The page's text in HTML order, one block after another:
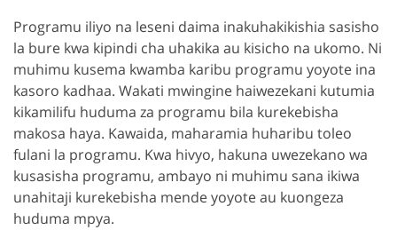
Programu iliyo na leseni daima inakuhakikishia sasisho
la bure kwa kipindi cha uhakika au kisicho na ukomo. Ni
muhimu kusema kwamba karibu programu yoyote ina
kasoro kadhaa. Wakati mwingine haiwezekani kutumia
kikamilifu huduma za programu bila kurekebisha
makosa haya. Kawaida, maharamia huharibu toleo
fulani la programu. Kwa hivyo, hakuna uwezekano wa
kusasisha programu, ambayo ni muhimu sana ikiwa
unahitaji kurekebisha mende yoyote au kuongeza
huduma mpya.